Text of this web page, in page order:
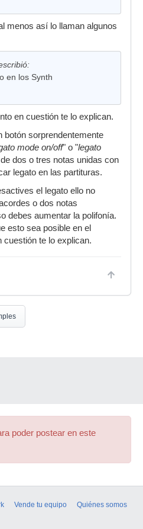
menos así lo llaman algunos
en los Synth
en cuestión te lo explican.
botón sorprendentemente
mode on/off" o "legato
dos o tres notas unidas con
legato en las partituras.
el legato ello no
o dos notas
debes aumentar la polifonía.
esto sea posible en el
cuestión te lo explican.
poder postear en este
Vende tu equipo
Quiénes somos